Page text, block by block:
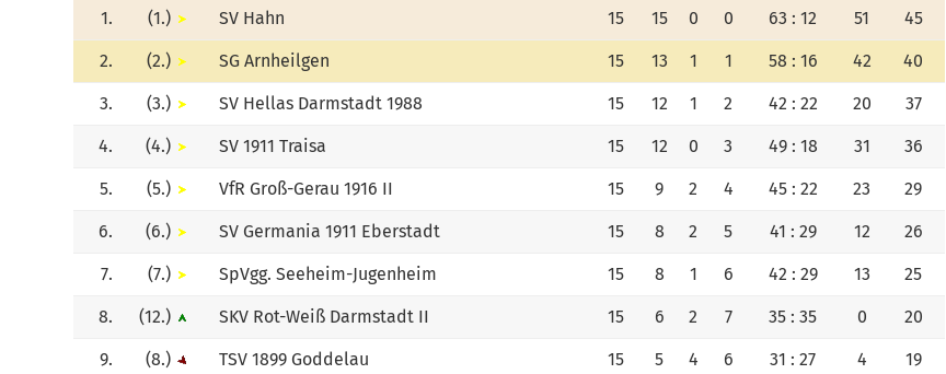
1. (1.) SV Hahn 15 15 0 0 63 : 12 51 45
2. (2.) SG Arnheilgen 15 13 1 1 58 : 16 42 40
3. (3.) SV Hellas Darmstadt 1988 15 12 1 2 42 : 22 20 37
4. (4.) SV 1911 Traisa 15 12 0 3 49 : 18 31 36
5. (5.) VfR Groß-Gerau 1916 II 15 9 2 4 45 : 22 23 29
6. (6.) SV Germania 1911 Eberstadt 15 8 2 5 41 : 29 12 26
7. (7.) SpVgg. Seeheim-Jugenheim 15 8 1 6 42 : 29 13 25
8. (12.) SKV Rot-Weiß Darmstadt II 15 6 2 7 35 : 35 0 20
9. (8.) TSV 1899 Goddelau 15 5 4 6 31 : 27 4 19